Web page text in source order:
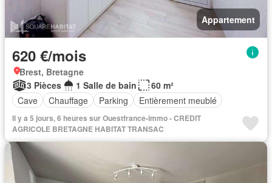
Appartement
620 €/mois
Brest, Bretagne
3 Pièces
1 Salle de bain
60 m²
Cave
Chauffage Parking Entièrement meublé
Il y a 5 jours, 6 heures sur Ouestfrance-immo - CREDIT
AGRICOLE BRETAGNE HABITAT TRANSAC